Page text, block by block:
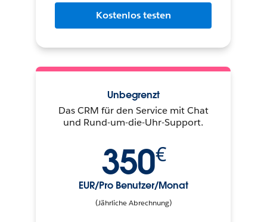
Kostenlos testen
Unbegrenzt
Das CRM für den Service mit Chat
und Rund-um-die-Uhr-Support.
350€
EUR/Pro Benutzer/Monat
(Jährliche Abrechnung)